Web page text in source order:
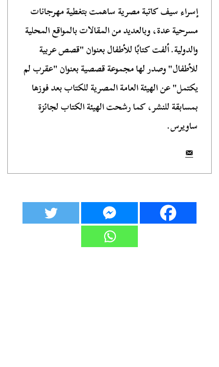
إسراء سيف كاتبة مصرية ساهمت بتغطية مهرجانات
مسرحية عدة، وبالعديد من المقالات بالمواقع المحلية
والدولية. ألفت كتابًا للأطفال بعنوان "قصص عربية
للأطفال" وصدر لها مجموعة قصصية بعنوان "عقرب لم
يكتمل" عن الهيئة العامة المصرية للكتاب بعد فوزها
بمسابقة للنشر، كما رشحت الهيئة الكتاب لجائزة
ساويرس.